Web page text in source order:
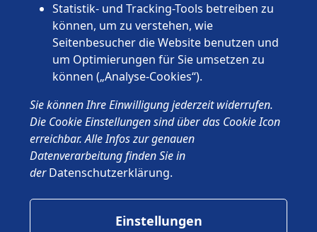
Deutschland e.V.
Impressum
Datenschutz
ASB.de
Statistik- und Tracking-Tools betreiben zu
können, um zu verstehen, wie
Seitenbesucher die Website benutzen und
um Optimierungen für Sie umsetzen zu
können („Analyse-Cookies“).
Sie können Ihre Einwilligung jederzeit widerrufen.
Die Cookie Einstellungen sind über das Cookie Icon
erreichbar. Alle Infos zur genauen
Datenverarbeitung finden Sie in
der Datenschutzerklärung.
Einstellungen